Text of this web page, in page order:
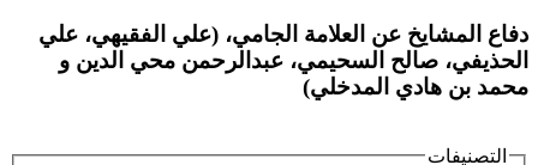
دفاع المشايخ عن العلامة الجامي، (علي الفقيهي، علي
الحذيفي، صالح السحيمي، عبدالرحمن محي الدين و
محمد بن هادي المدخلي)
التصنيفات